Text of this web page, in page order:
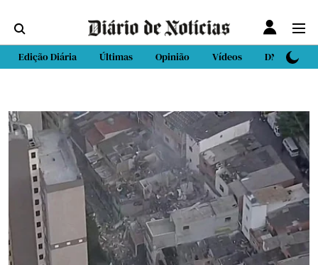
Edição Diária Últimas Opinião Vídeos DN Sport